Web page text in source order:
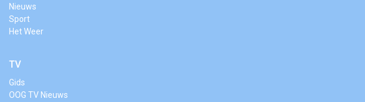
Nieuws
Sport
Het Weer
TV
Gids
OOG TV Nieuws